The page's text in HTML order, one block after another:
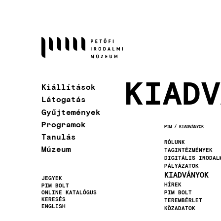
Kiállítások
Látogatás
Gyűjtemények
Programok
Tanulás
Múzeum
Másodlagos
navigáció
JEGYEK
PIM BOLT
ONLINE KATALÓGUS
KERESÉS
ENGLISH
PIM KIADVÁNYOK
RÓLUNK
TAGINTÉZMÉNYEK
DIGITÁLIS
PÁLYÁZATOK
KIADVÁNYOK
HÍREK
PIM BOLT
TEREMBÉRLET
KÖZADATOK